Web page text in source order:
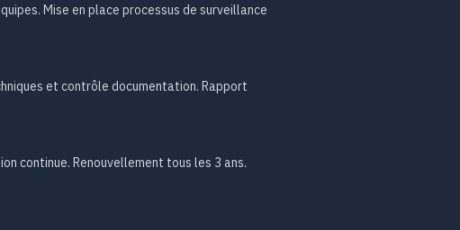
Mise en place processus de surveillance
et contrôle documentation. Rapport
continue. Renouvellement tous les 3 ans.